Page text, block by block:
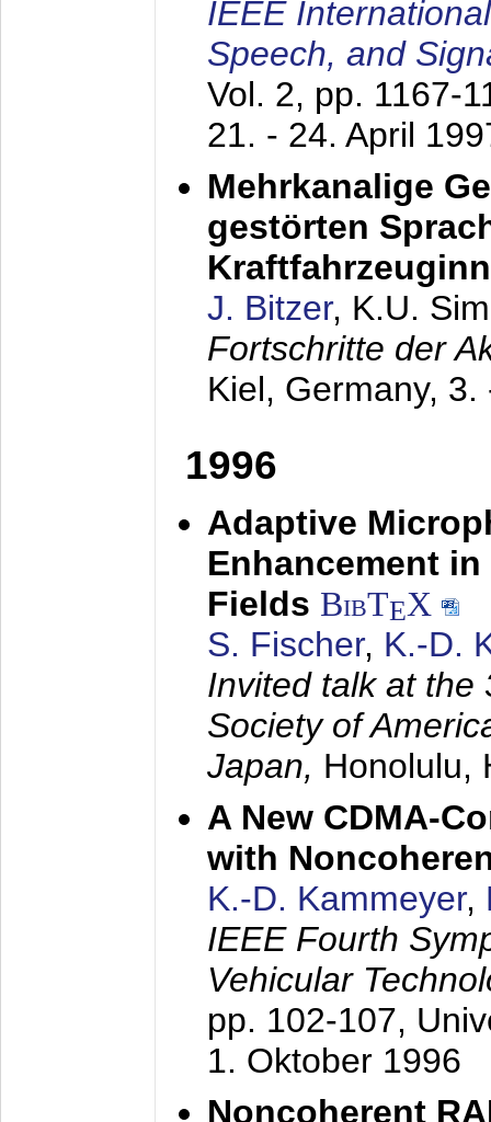
IEEE
Speech, and
Vol. 2, pp. 1167-
21. - 24. April
Mehrkanalige
gestörten
J. Bitzer, K.U.
Fortschritte der
Kiel, Germany, 3.
1996
Adaptive
Enhancement
Fields BibTEX
S. Fischer, K.-D.
Invited talk at the
Society of
Japan, Honolulu,
A New CDMA-
with
K.-D. Kammeyer,
IEEE Fourth
Vehicular
pp. 102-107,
1. Oktober 1996
Noncoherent